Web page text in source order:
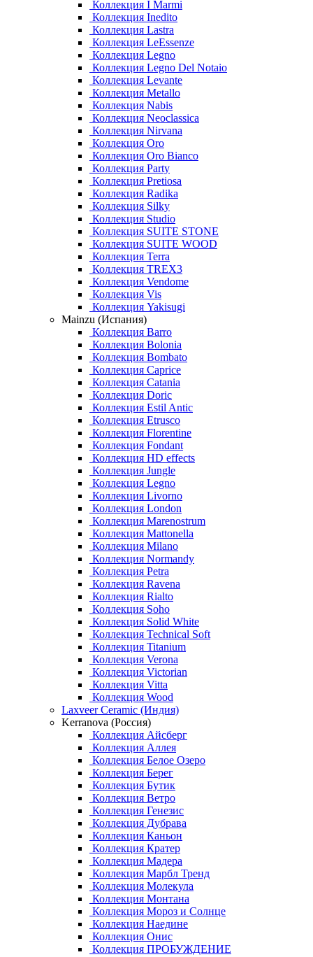
Коллекция I Marmi
Коллекция Inedito
Коллекция Lastra
Коллекция LeEssenze
Коллекция Legno
Коллекция Legno Del Notaio
Коллекция Levante
Коллекция Metallo
Коллекция Nabis
Коллекция Neoclassica
Коллекция Nirvana
Коллекция Oro
Коллекция Oro Bianco
Коллекция Party
Коллекция Pretiosa
Коллекция Radika
Коллекция Silky
Коллекция Studio
Коллекция SUITE STONE
Коллекция SUITE WOOD
Коллекция Terra
Коллекция TREX3
Коллекция Vendome
Коллекция Vis
Коллекция Yakisugi
Mainzu (Испания)
Коллекция Barro
Коллекция Bolonia
Коллекция Bombato
Коллекция Caprice
Коллекция Catania
Коллекция Doric
Коллекция Estil Antic
Коллекция Etrusco
Коллекция Florentine
Коллекция Fondant
Коллекция HD effects
Коллекция Jungle
Коллекция Legno
Коллекция Livorno
Коллекция London
Коллекция Marenostrum
Коллекция Mattonella
Коллекция Milano
Коллекция Normandy
Коллекция Petra
Коллекция Ravena
Коллекция Rialto
Коллекция Soho
Коллекция Solid White
Коллекция Technical Soft
Коллекция Titanium
Коллекция Verona
Коллекция Victorian
Коллекция Vitta
Коллекция Wood
Laxveer Ceramic (Индия)
Kerranova (Россия)
Коллекция Айсберг
Коллекция Аллея
Коллекция Белое Озеро
Коллекция Берег
Коллекция Бутик
Коллекция Ветро
Коллекция Генезис
Коллекция Дубрава
Коллекция Каньон
Коллекция Кратер
Коллекция Мадера
Коллекция Марбл Тренд
Коллекция Молекула
Коллекция Монтана
Коллекция Мороз и Солнце
Коллекция Наедине
Коллекция Онис
Коллекция ПРОБУЖДЕНИЕ